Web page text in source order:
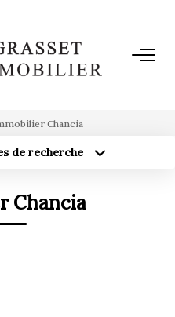
Chancia
de recherche
Chancia